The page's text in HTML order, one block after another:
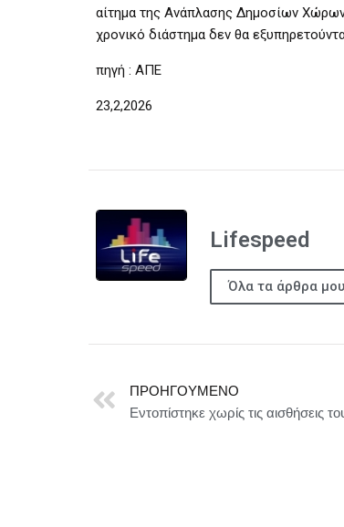
αίτημα της Ανάπλασης Δημοσίων
χρονικό διάστημα δεν θα
πηγή : AΠE
23,2,2026
Lifespeed
Όλα τα άρθρα μου
ΠΡΟΗΓΟΎΜΕΝΟ